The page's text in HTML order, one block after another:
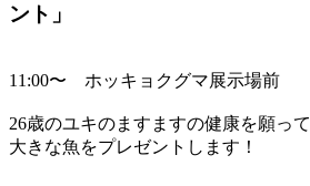
ント」
11:00〜 ホッキョクグマ展示場前
26歳のユキのますますの健康を願って
大きな魚をプレゼントします！